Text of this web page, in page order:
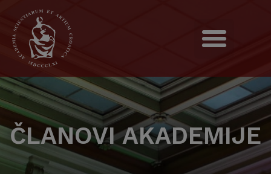
ČLANOVI AKADEMIJE